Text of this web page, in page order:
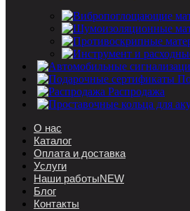
Распродажа
О нас
Каталог
Оплата и доставка
Услуги
Наши работыNEW
Блог
Контакты